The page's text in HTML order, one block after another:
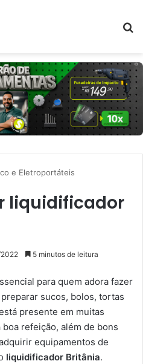
e Eletroportáteis
liquidificador
5 minutos de leitura
para quem adora fazer
sucos, bolos, tortas
presente em muitas
refeição, além de bons
equipamentos de
liquidificador Britânia.